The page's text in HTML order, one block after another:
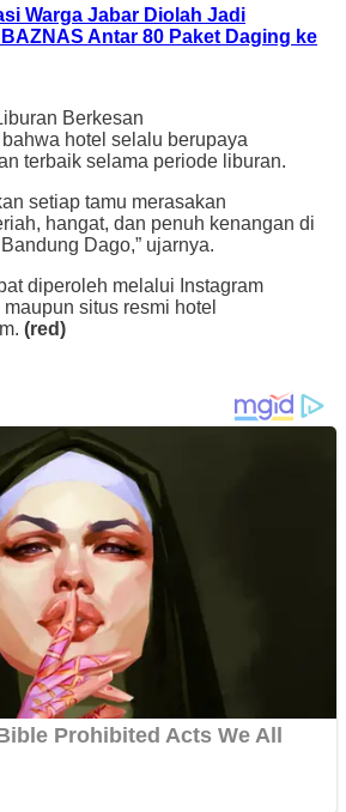
Warga Jabar Diolah Jadi
Antar 80 Paket Daging ke
Berkesan
hotel selalu berupaya
terbaik selama periode liburan.
setiap tamu merasakan
hangat, dan penuh kenangan di
Dago,” ujarnya.
diperoleh melalui Instagram
situs resmi hotel
(red)